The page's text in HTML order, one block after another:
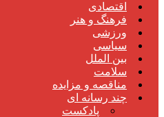
اقتصادی
فرهنگ و هنر
ورزشی
سیاسی
بین الملل
سلامت
مناقصه و مزایده
چند رسانه ای
پادکست